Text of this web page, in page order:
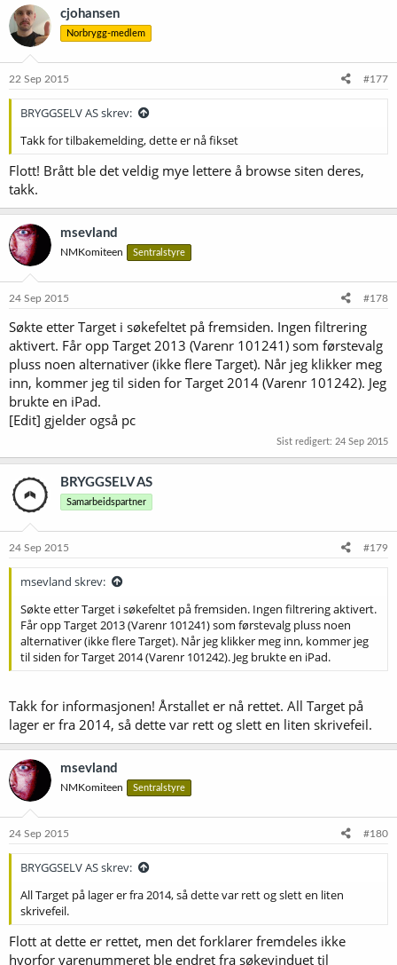
cjohansen
Norbrygg-medlem
22 Sep 2015 #177
BRYGGSELV AS skrev:
Takk for tilbakemelding, dette er nå fikset
Flott! Brått ble det veldig mye lettere å browse siten deres,
takk.
msevland
NMKomiteen Sentralstyre
24 Sep 2015 #178
Søkte etter Target i søkefeltet på fremsiden. Ingen filtrering
aktivert. Får opp Target 2013 (Varenr 101241) som førstevalg
pluss noen alternativer (ikke flere Target). Når jeg klikker meg
inn, kommer jeg til siden for Target 2014 (Varenr 101242). Jeg
brukte en iPad.
[Edit] gjelder også pc
Sist redigert: 24 Sep 2015
BRYGGSELV AS
Samarbeidspartner
24 Sep 2015 #179
msevland skrev:
Søkte etter Target i søkefeltet på fremsiden. Ingen filtrering aktivert.
Får opp Target 2013 (Varenr 101241) som førstevalg pluss noen
alternativer (ikke flere Target). Når jeg klikker meg inn, kommer jeg
til siden for Target 2014 (Varenr 101242). Jeg brukte en iPad.
Takk for informasjonen! Årstallet er nå rettet. All Target på
lager er fra 2014, så dette var rett og slett en liten skrivefeil.
msevland
NMKomiteen Sentralstyre
24 Sep 2015 #180
BRYGGSELV AS skrev:
All Target på lager er fra 2014, så dette var rett og slett en liten
skrivefeil.
Flott at dette er rettet, men det forklarer fremdeles ikke
hvorfor varenummeret ble endret fra søkevinduet til